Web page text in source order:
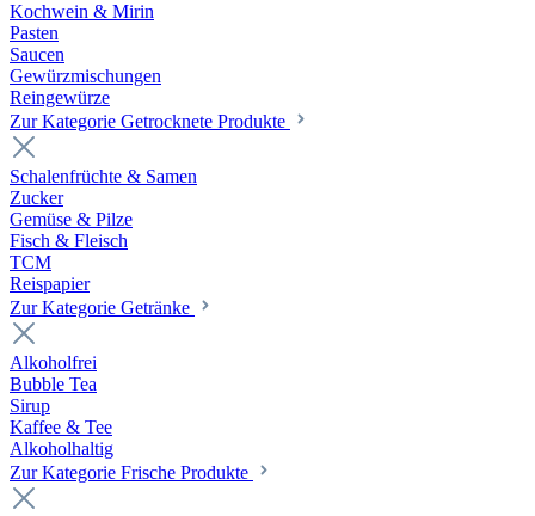
Kochwein & Mirin
Pasten
Saucen
Gewürzmischungen
Reingewürze
Zur Kategorie Getrocknete Produkte
Schalenfrüchte & Samen
Zucker
Gemüse & Pilze
Fisch & Fleisch
TCM
Reispapier
Zur Kategorie Getränke
Alkoholfrei
Bubble Tea
Sirup
Kaffee & Tee
Alkoholhaltig
Zur Kategorie Frische Produkte